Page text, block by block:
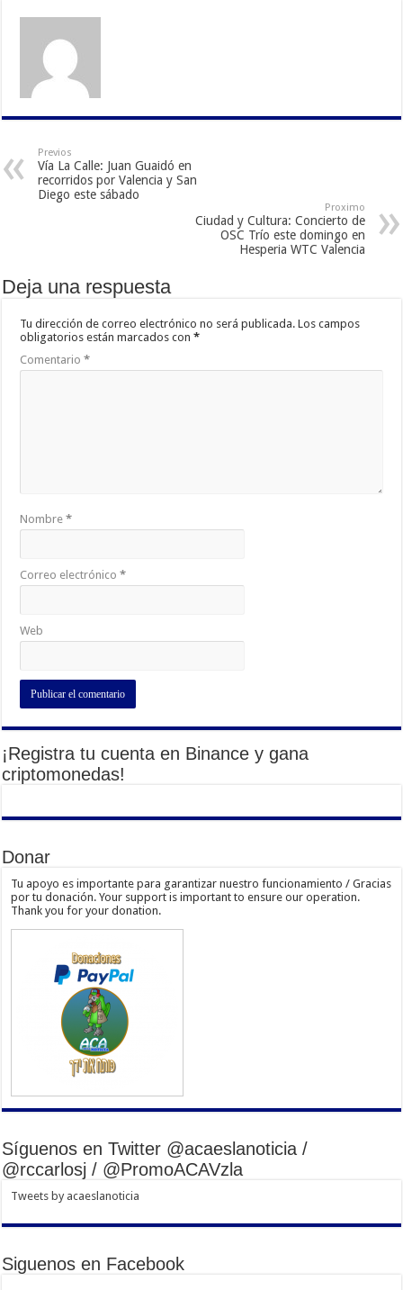
Previos
Vía La Calle: Juan Guaidó en
recorridos por Valencia y San
Diego este sábado
Proximo
Ciudad y Cultura: Concierto de
OSC Trío este domingo en
Hesperia WTC Valencia
Deja una respuesta
Tu dirección de correo electrónico no será publicada. Los campos
obligatorios están marcados con*
Comentario*
Nombre*
Correo electrónico*
Web
¡Registra tu cuenta en Binance y gana
criptomonedas!
Donar
Tu apoyo es importante para garantizar nuestro funcionamiento / Gracias
por tu donación. Your support is important to ensure our operation.
Thank you for your donation.
Síguenos en Twitter @acaeslanoticia /
@rccarlosj / @PromoACAVzla
Tweets by acaeslanoticia
Siguenos en Facebook